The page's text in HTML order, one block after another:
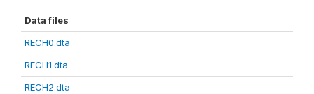
Data files
RECH0.dta
RECH1.dta
RECH2.dta